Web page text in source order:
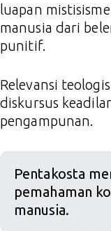
luapan
manusia dari
punitif.
Relevansi
diskursus
pengampunan.
Pentakosta
pemahaman
manusia.